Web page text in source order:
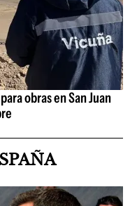
obras en San Juan